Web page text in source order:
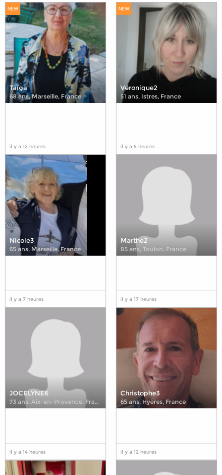
NEW
Taïga
68 ans,Marseille, France
il y a 12 heures
NEW
Véronique2
51 ans, Istres, France
il y a 5 heures
Nicole3
65 ans, Marseille, France
il y a 7 heures
Marthe2
85 ans, Toulon, France
il y a 17 heures
JOCELYNE6
73 ans, Aix-en-Provence, France
il y a 14 heures
Christophe3
65 ans, Hyères, France
il y a 12 heures